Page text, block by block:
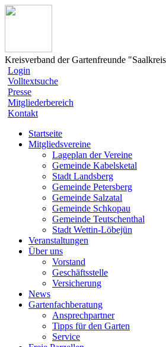
Kreisverband der Gartenfreunde
Login
Volltextsuche
Presse
Mitgliederbereich
Kontakt
Startseite
Mitgliedsvereine
Lageplan der Vereine
Gemeinde Kabelsketal
Stadt Landsberg
Gemeinde Petersberg
Gemeinde Salzatal
Gemeinde Schkopau
Gemeinde Teutschenthal
Stadt Wettin-Löbejün
Veranstaltungen
Über uns
Vorstand
Geschäftsstelle
Versicherung
News
Gartenfachberatung
Ansprechpartner
Tipps für den Garten
Service